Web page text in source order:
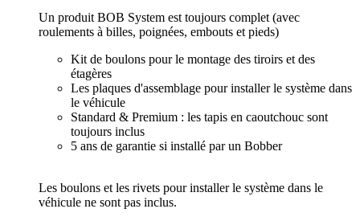
Un produit BOB System est toujours complet (avec
roulements à billes, poignées, embouts et pieds)
Kit de boulons pour le montage des tiroirs et des
étagères
Les plaques d'assemblage pour installer le système dans
le véhicule
Standard & Premium : les tapis en caoutchouc sont
toujours inclus
5 ans de garantie si installé par un Bobber
Les boulons et les rivets pour installer le système dans le
véhicule ne sont pas inclus.